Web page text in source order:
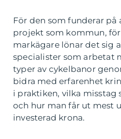
För den som funderar på
projekt som kommun,
markägare lönar det sig
specialister som arbetat
typer av cykelbanor
bidra med erfarenhet
i praktiken, vilka misstag
och hur man får ut mest
investerad krona.